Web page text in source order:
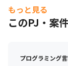
の強化などの多
業を支えています
もっと見る
このPJ・案
プログラミング